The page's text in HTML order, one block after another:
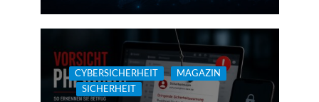
CYBERSICHERHEIT
MAGAZIN
SICHERHEIT